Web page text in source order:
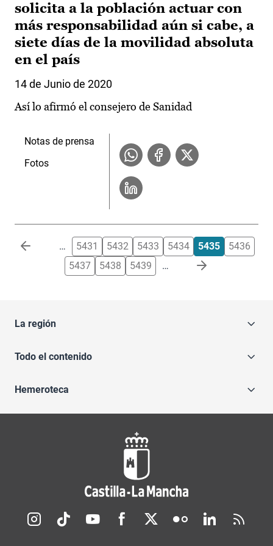
solicita a la población actuar con
más responsabilidad aún si cabe, a
siete días de la movilidad absoluta
en el país
14 de Junio de 2020
Así lo afirmó el consejero de Sanidad
Notas de prensa
Fotos
Paginación … 5431 5432 5433 5434 5435
5436
5437
5438 5439 …
La región
Todo el contenido
Hemeroteca
Redes sociales JCCM